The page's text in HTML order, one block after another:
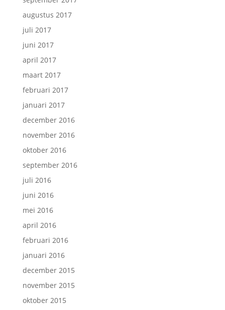
augustus 2017
juli 2017
juni 2017
april 2017
maart 2017
februari 2017
januari 2017
december 2016
november 2016
oktober 2016
september 2016
juli 2016
juni 2016
mei 2016
april 2016
februari 2016
januari 2016
december 2015
november 2015
oktober 2015